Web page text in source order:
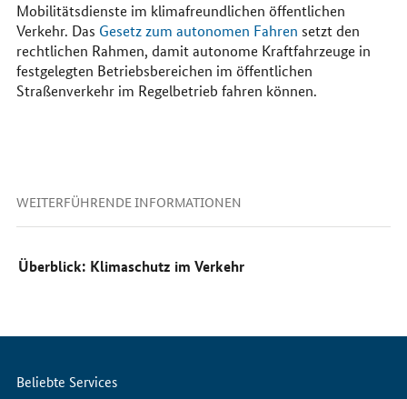
Mobilitätsdienste im klimafreundlichen öffentlichen
Verkehr. Das Gesetz zum autonomen Fahren setzt den
rechtlichen Rahmen, damit autonome Kraftfahrzeuge in
festgelegten Betriebsbereichen im öffentlichen
Straßenverkehr im Regelbetrieb fahren können.
WEITERFÜHRENDE INFORMATIONEN
Überblick: Klimaschutz im Verkehr
Servicemenü
Beliebte Services